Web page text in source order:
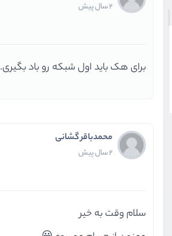
2 سال پیش
برای هک باید اول شبکه رو باد بگیری.
محمدباقر گشانی
2 سال پیش
سلام وقت به خیر